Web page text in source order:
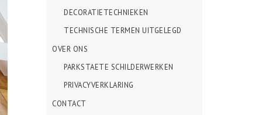
DECORATIETECHNIEKEN
TECHNISCHE TERMEN UITGELEGD
OVER ONS
PARKSTAETE SCHILDERWERKEN
PRIVACYVERKLARING
CONTACT